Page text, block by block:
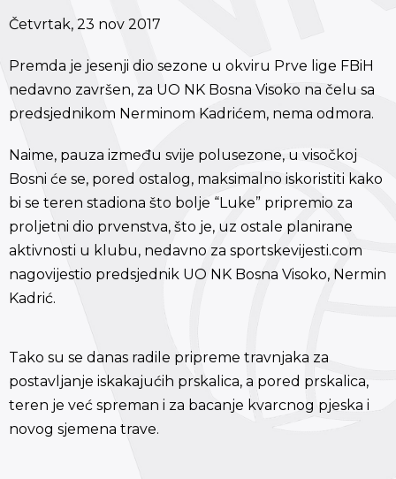
Četvrtak, 23 nov 2017
Premda je jesenji dio sezone u okviru Prve lige FBiH
nedavno završen, za UO NK Bosna Visoko na čelu sa
predsjednikom Nerminom Kadrićem, nema odmora.
Naime, pauza između svije polusezone, u visočkoj
Bosni će se, pored ostalog, maksimalno iskoristiti kako
bi se teren stadiona što bolje “Luke” pripremio za
proljetni dio prvenstva, što je, uz ostale planirane
aktivnosti u klubu, nedavno za sportskevijesti.com
nagovijestio predsjednik UO NK Bosna Visoko, Nermin
Kadrić.
Tako su se danas radile pripreme travnjaka za
postavljanje iskakajućih prskalica, a pored prskalica,
teren je već spreman i za bacanje kvarcnog pjeska i
novog sjemena trave.